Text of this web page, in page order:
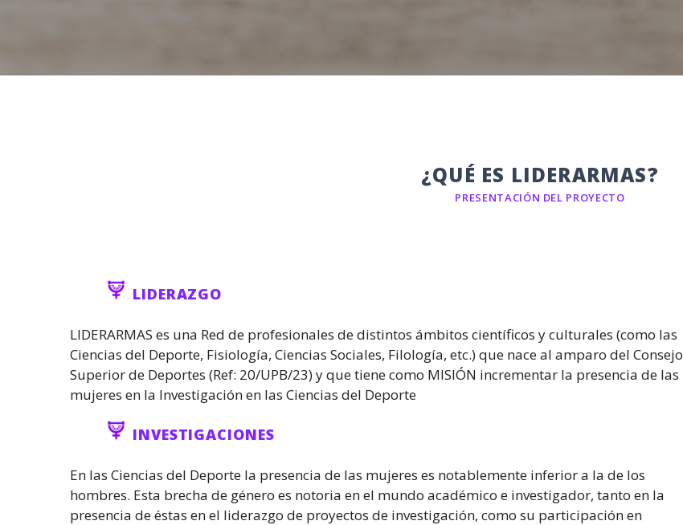
¿QUÉ ES LIDERARMAS?
PRESENTACIÓN DEL PROYECTO
LIDERAZGO
LIDERARMAS es una Red de profesionales de distintos ámbitos científicos y culturales (como las
Ciencias del Deporte, Fisiología, Ciencias Sociales, Filología, etc.) que nace al amparo del Consejo
Superior de Deportes (Ref: 20/UPB/23) y que tiene como MISIÓN incrementar la presencia de las
mujeres en la Investigación en las Ciencias del Deporte
INVESTIGACIONES
En las Ciencias del Deporte la presencia de las mujeres es notablemente inferior a la de los
hombres. Esta brecha de género es notoria en el mundo académico e investigador, tanto en la
presencia de éstas en el liderazgo de proyectos de investigación, como su participación en